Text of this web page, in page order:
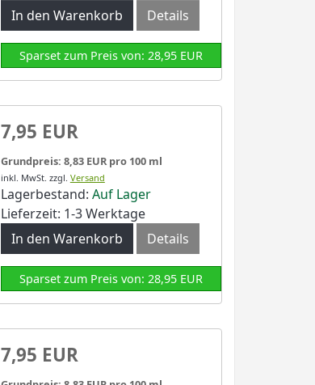
In den Warenkorb
Details
Sparset zum Preis von: 28,95 EUR
7,95 EUR
Grundpreis: 8,83 EUR pro 100 ml
inkl. MwSt. zzgl. Versand
Lagerbestand: Auf Lager
Lieferzeit: 1-3 Werktage
In den Warenkorb
Details
Sparset zum Preis von: 28,95 EUR
7,95 EUR